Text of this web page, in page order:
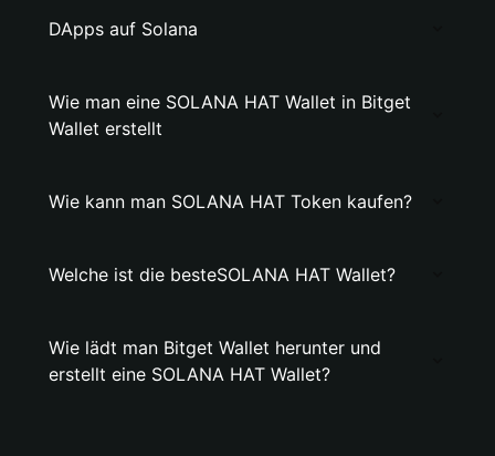
DApps auf Solana
Wie man eine SOLANA HAT Wallet in Bitget
Wallet erstellt
Wie kann man SOLANA HAT Token kaufen?
Welche ist die besteSOLANA HAT Wallet?
Wie lädt man Bitget Wallet herunter und
erstellt eine SOLANA HAT Wallet?